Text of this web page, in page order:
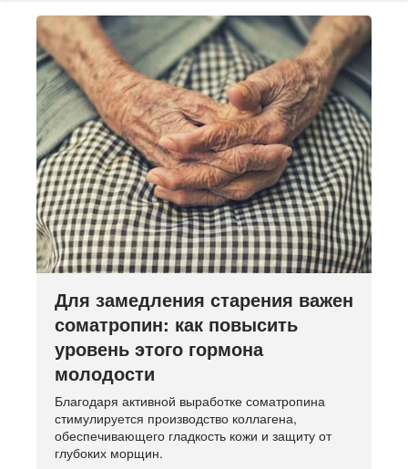
Для замедления старения важен
соматропин: как повысить
уровень этого гормона
молодости
Благодаря активной выработке соматропина
стимулируется производство коллагена,
обеспечивающего гладкость кожи и защиту от
глубоких морщин.